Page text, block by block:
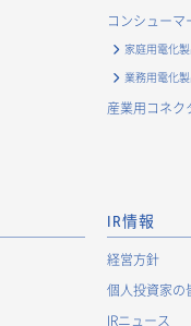
または事業上必要な取引先情報
よび取引に関するアンケート
種業界団体等への報告・届出の
する個人情報
ため
コンシューマ
家庭用電化
業務用電化
産業用コネク
IR情報
経営方針
個人投資家の
IRニュース